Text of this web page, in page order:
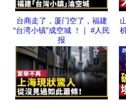
台商走了，厦门空了，福建
“台湾小镇”成空城 ！｜ #人民
报